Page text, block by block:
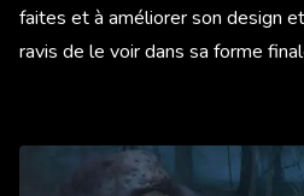
faites et à améliorer son design
ravis de le voir dans sa forme